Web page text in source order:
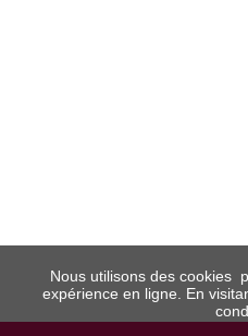
Nous utilisons des cookies
expérience en ligne. En